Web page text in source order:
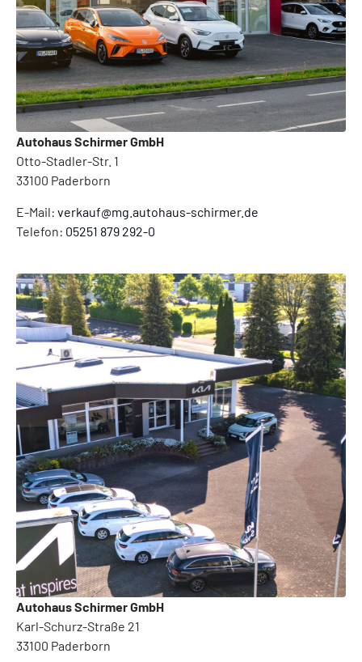
Autohaus Schirmer GmbH
Otto-Stadler-Str. 1
33100 Paderborn
E-Mail: verkauf@mg.autohaus-schirmer.de
Telefon: 05251 879 292-0
Autohaus Schirmer GmbH
Karl-Schurz-Straße 21
33100 Paderborn